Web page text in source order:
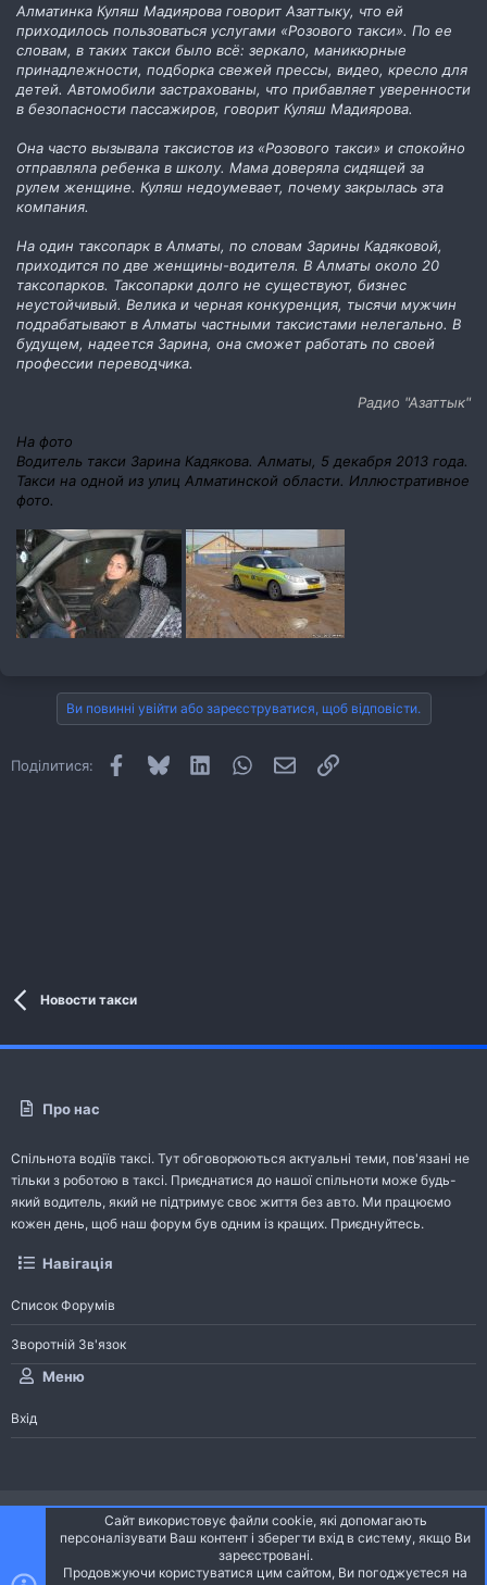
Алматинка Куляш Мадиярова говорит Азаттыку, что ей
приходилось пользоваться услугами «Розового такси». По ее
словам, в таких такси было всё: зеркало, маникюрные
принадлежности, подборка свежей прессы, видео, кресло для
детей. Автомобили застрахованы, что прибавляет уверенности
в безопасности пассажиров, говорит Куляш Мадиярова.
Она часто вызывала таксистов из «Розового такси» и спокойно
отправляла ребенка в школу. Мама доверяла сидящей за
рулем женщине. Куляш недоумевает, почему закрылась эта
компания.
На один таксопарк в Алматы, по словам Зарины Кадяковой,
приходится по две женщины-водителя. В Алматы около 20
таксопарков. Таксопарки долго не существуют, бизнес
неустойчивый. Велика и черная конкуренция, тысячи мужчин
подрабатывают в Алматы частными таксистами нелегально. В
будущем, надеется Зарина, она сможет работать по своей
профессии переводчика.
Радио "Азаттык"
На фото
Водитель такси Зарина Кадякова. Алматы, 5 декабря 2013 года.
Такси на одной из улиц Алматинской области. Иллюстративное
фото.
Ви повинні увійти або зареєструватися, щоб відповісти.
Поділитися: Facebook
Bluesky LinkedInWhatsApp
E-mailПосилання
Новости такси
Про нас
Спільнота водіїв таксі. Тут обговорюються актуальні теми, пов'язані не
тільки з роботою в таксі. Приєднатися до нашої спільноти може будь-
який водитель, який не підтримує своє життя без авто. Ми працюємо
кожен день, щоб наш форум був одним із кращих. Приєднуйтесь.
Навігація
Список Форумів
Зворотній Зв'язок
Меню
Вхід
Ніч Українська (UA)
Community platform by XenForo® © 2010-2026 XenForo Ltd.
Community platform by XenForo © 2010-2022 XenForo Ltd. | dev: Pages
Сайт використовує файли cookie, які допомагають
персоналізувати Ваш контент і зберегти вхід в систему, якщо Ви
зареєстровані.
Продовжуючи користуватися цим сайтом, Ви погоджуєтеся на